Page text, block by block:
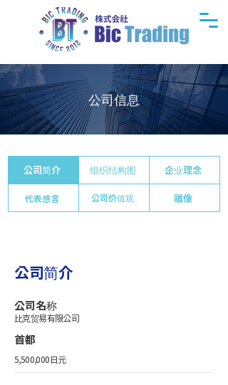
公司信息
公司简介 组织结构图 企业理念
代表感言 公司价值观 雕像
公司简介
公司名称
比克贸易有限公司
首都
5,500,000日元